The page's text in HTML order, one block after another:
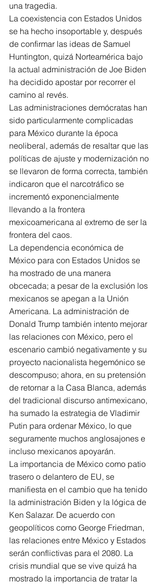
una tragedia.
La coexistencia con Estados Unidos
se ha hecho insoportable y, después
de confirmar las ideas de Samuel
Huntington, quizá Norteamérica bajo
la actual administración de Joe Biden
ha decidido apostar por recorrer el
camino al revés.
Las administraciones demócratas han
sido particularmente complicadas
para México durante la época
neoliberal, además de resaltar que las
políticas de ajuste y modernización no
se llevaron de forma correcta, también
indicaron que el narcotráfico se
incrementó exponencialmente
llevando a la frontera
mexicoamericana al extremo de ser la
frontera del caos.
La dependencia económica de
México para con Estados Unidos se
ha mostrado de una manera
obcecada; a pesar de la exclusión los
mexicanos se apegan a la Unión
Americana. La administración de
Donald Trump también intento mejorar
las relaciones con México, pero el
escenario cambió negativamente y su
proyecto nacionalista hegemónico se
descompuso; ahora, en su pretensión
de retornar a la Casa Blanca, además
del tradicional discurso antimexicano,
ha sumado la estrategia de Vladimir
Putin para ordenar México, lo que
seguramente muchos anglosajones e
incluso mexicanos apoyarán.
La importancia de México como patio
trasero o delantero de EU, se
manifiesta en el cambio que ha tenido
la administración Biden y la lógica de
Ken Salazar. De acuerdo con
geopolíticos como George Friedman,
las relaciones entre México y Estados
serán conflictivas para el 2080. La
crisis mundial que se vive quizá ha
mostrado la importancia de tratar la